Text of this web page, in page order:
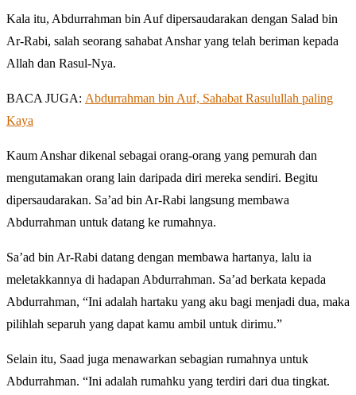
Kala itu, Abdurrahman bin Auf dipersaudarakan dengan Salad bin
Ar-Rabi, salah seorang sahabat Anshar yang telah beriman kepada
Allah dan Rasul-Nya.
BACA JUGA: Abdurrahman bin Auf, Sahabat Rasulullah paling
Kaya
Kaum Anshar dikenal sebagai orang-orang yang pemurah dan
mengutamakan orang lain daripada diri mereka sendiri. Begitu
dipersaudarakan. Sa’ad bin Ar-Rabi langsung membawa
Abdurrahman untuk datang ke rumahnya.
Sa’ad bin Ar-Rabi datang dengan membawa hartanya, lalu ia
meletakkannya di hadapan Abdurrahman. Sa’ad berkata kepada
Abdurrahman, “Ini adalah hartaku yang aku bagi menjadi dua, maka
pilihlah separuh yang dapat kamu ambil untuk dirimu.”
Selain itu, Saad juga menawarkan sebagian rumahnya untuk
Abdurrahman. “Ini adalah rumahku yang terdiri dari dua tingkat.